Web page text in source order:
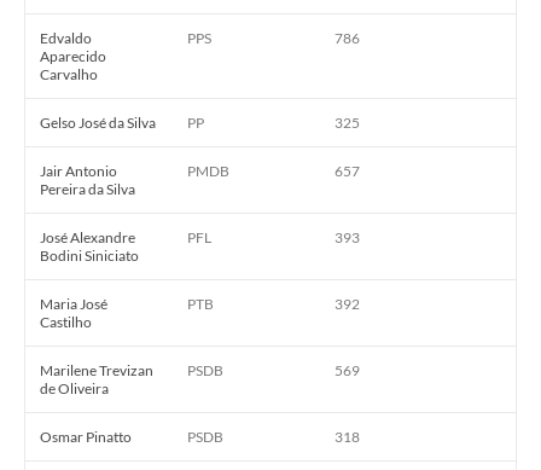
Galeria de Presidentes
Galeria de Prefeitos
Galeria de Fotos
Links
Edvaldo
Aparecido
Carvalho
PPS 786
Gelso José da Silva PP 325
Jair Antonio
Pereira da Silva
PMDB 657
José Alexandre
Bodini Siniciato
PFL 393
Maria José
Castilho
PTB 392
Marilene Trevizan
de Oliveira
PSDB 569
Osmar Pinatto PSDB 318